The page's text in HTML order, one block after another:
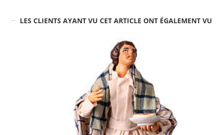
LES CLIENTS AYANT VU CET ARTICLE ONT ÉGALEMENT VU